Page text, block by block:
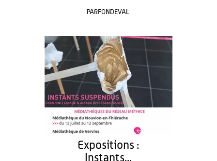
PARFONDEVAL
Expositions :
Instants...